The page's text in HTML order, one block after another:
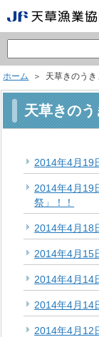
ホーム ＞ 天草きのうき
天草きの
2014年4月19
2014年4月19
祭」！！
2014年4月18
2014年4月15
2014年4月14
2014年4月
2014年4月12